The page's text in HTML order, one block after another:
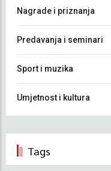
Nagrade i priznanja
Predavanja i seminari
Sport i muzika
Umjetnost i kultura
Tags